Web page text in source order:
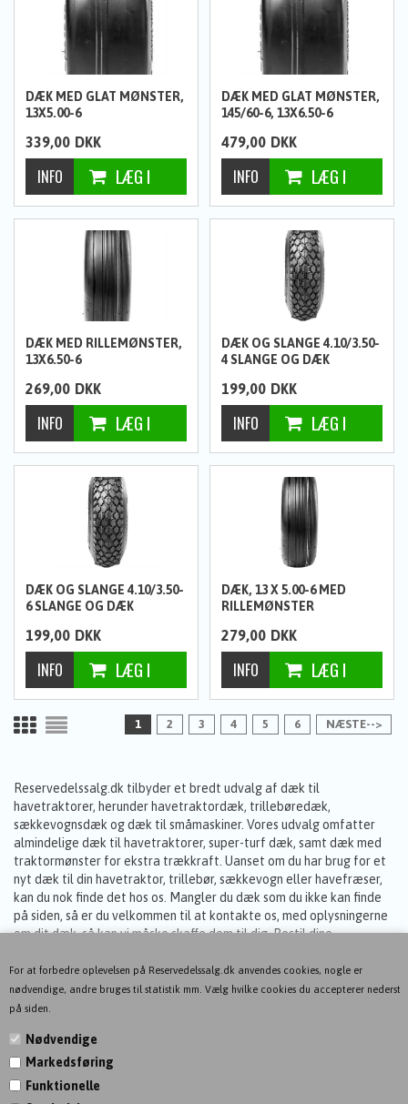
For at forbedre oplevelsen på Reservedelssalg.dk anvendes cookies, nogle er
nødvendige, andre bruges til statistik mm. Vælg hvilke cookies du accepterer nederst
på siden.
Nødvendige
Markedsføring
Funktionelle
DÆK MED GLAT MØNSTER,
13X5.00-6
339,00 DKK
DÆK MED GLAT MØNSTER,
145/60-6, 13X6.50-6
479,00 DKK
DÆK MED RILLEMØNSTER,
13X6.50-6
269,00 DKK
DÆK OG SLANGE 4.10/3.50-
4 SLANGE OG DÆK
199,00 DKK
DÆK OG SLANGE 4.10/3.50-
6 SLANGE OG DÆK
199,00 DKK
DÆK, 13 X 5.00-6 MED
RILLEMØNSTER
279,00 DKK
1 2 3 4 5 6 NÆSTE-->
Reservedelssalg.dk tilbyder et bredt udvalg af dæk til
havetraktorer, herunder havetraktordæk, trillebøredæk,
sækkevognsdæk og dæk til småmaskiner. Vores udvalg omfatter
almindelige dæk til havetraktorer, super-turf dæk, samt dæk med
traktormønster for ekstra trækkraft. Uanset om du har brug for et
nyt dæk til din havetraktor, trillebør, sækkevogn eller havefræser,
kan du nok finde det hos os. Mangler du dæk som du ikke kan finde
på siden, så er du velkommen til at kontakte os, med oplysningerne
om dit dæk, så kan vi måske skaffe dem til dig. Bestil dine
adresse eller pakkeshop.
Reservedele til plæneklipper
KONTAKT